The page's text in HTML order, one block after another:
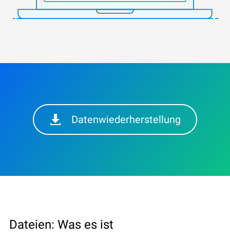
Datenwiederherstellung
Dateien: Was es ist